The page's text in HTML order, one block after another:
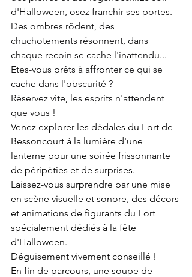
d'Halloween, osez franchir ses portes.
Des ombres rôdent, des
chuchotements résonnent, dans
chaque recoin se cache l'inattendu...
Etes-vous prêts à affronter ce qui se
cache dans l'obscurité ?
Réservez vite, les esprits n'attendent
que vous !
Venez explorer les dédales du Fort de
Bessoncourt à la lumière d'une
lanterne pour une soirée frissonnante
de péripéties et de surprises.
Laissez-vous surprendre par une mise
en scène visuelle et sonore, des décors
et animations de figurants du Fort
spécialement dédiés à la fête
d'Halloween.
Déguisement vivement conseillé !
En fin de parcours, une soupe de